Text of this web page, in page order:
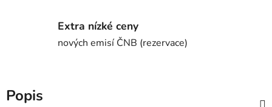
Extra nízké ceny
nových emisí ČNB (rezervace)
Popis